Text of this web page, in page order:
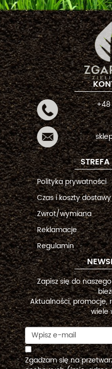
+48
Polityka prywatności
Czas i koszty dostawy
Zwrot/wymiana
Reklamacje
Regulamin
Zapisz się do
Aktualności, promocje,
wiele
Zgadzam się na